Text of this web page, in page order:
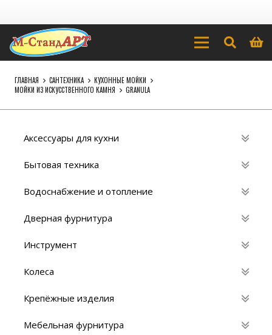
ГЛАВНАЯ САНТЕХНИКА
КУХОННЫЕ МОЙКИ
МОЙКИ ИЗ ИСКУССТВЕННОГО КАМНЯ
GRANULA
Аксессуары для кухни
Бытовая техника
Водоснабжение и отопление
Дверная фурнитура
Инструмент
Колеса
Крепёжные изделия
Мебельная фурнитура